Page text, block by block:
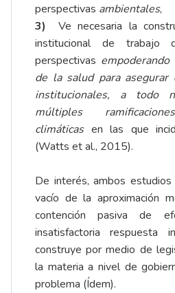
perspectivas ambientales,
3) Ve necesaria la
institucional de trabajo
perspectivas
de la salud para asegurar
institucionales, a todo
múltiples
climáticasen las que
(Watts et al., 2015).
De interés, ambos
vacío de la aproximación
contención pasiva de
insatisfactoria respuesta
construye por medio de
la materia a nivel de
problema (Ídem).